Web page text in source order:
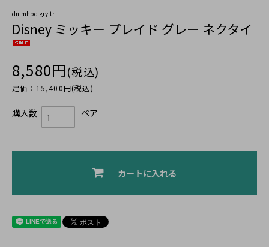
dn-mhpd-gry-tr
Disney ミッキー プレイド グレー ネクタイ
8,580円(税込)
定価：15,400円(税込)
購入数 ペア
カートに入れる